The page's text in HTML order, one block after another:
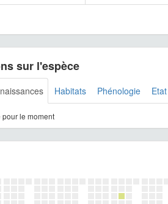
sur l'espèce
Habitats Phénologie
le moment